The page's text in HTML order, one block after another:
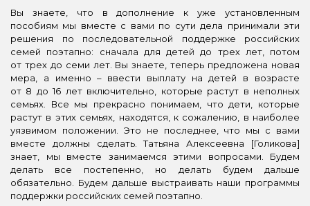
Вы знаете, что в дополнение к уже установленным
пособиям мы вместе с вами по сути дела принимали эти
решения по последовательной поддержке российских
семей поэтапно: сначала для детей до трех лет, потом
от трех до семи лет. Вы знаете, теперь предложена новая
мера, а именно – ввести выплату на детей в возрасте
от 8 до 16 лет включительно, которые растут в неполных
семьях. Все мы прекрасно понимаем, что дети, которые
растут в этих семьях, находятся, к сожалению, в наиболее
уязвимом положении. Это не последнее, что мы с вами
вместе должны сделать. Татьяна Алексеевна [Голикова]
знает, мы вместе занимаемся этими вопросами. Будем
делать все постепенно, но делать будем дальше
обязательно. Будем дальше выстраивать наши программы
поддержки российских семей поэтапно.